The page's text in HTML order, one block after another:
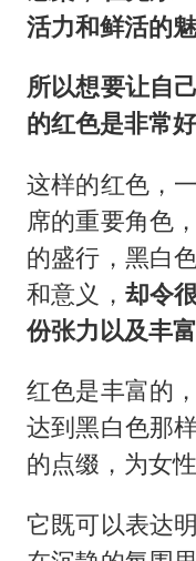
活力和鲜活的魅
所以想要让自
的红色是非常
这样的红色，
席的重要角色
的盛行，黑白
和意义， 却令
份张力以及丰富
红色是丰富的
达到黑白色那
的点缀，为女
它既可以表达